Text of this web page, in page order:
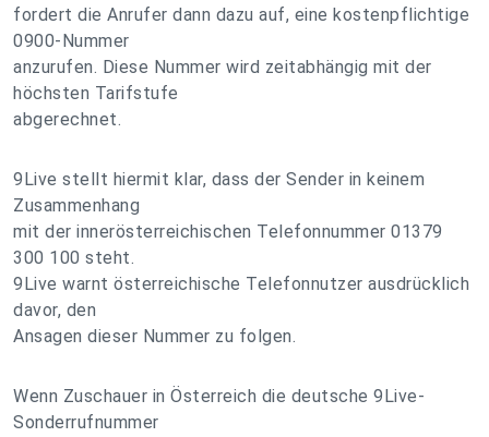
fordert die Anrufer dann dazu auf, eine kostenpflichtige
0900-Nummer
anzurufen. Diese Nummer wird zeitabhängig mit der
höchsten Tarifstufe
abgerechnet.
9Live stellt hiermit klar, dass der Sender in keinem
Zusammenhang
mit der innerösterreichischen Telefonnummer 01379
300 100 steht.
9Live warnt österreichische Telefonnutzer ausdrücklich
davor, den
Ansagen dieser Nummer zu folgen.
Wenn Zuschauer in Österreich die deutsche 9Live-
Sonderrufnummer